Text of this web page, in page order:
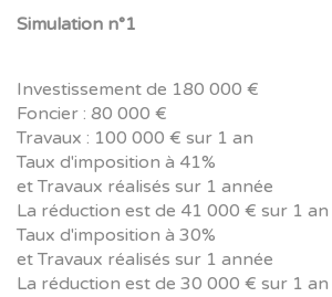
Simulation n°1
Investissement de 180 000 €
Foncier : 80 000 €
Travaux : 100 000 € sur 1 an
Taux d'imposition à 41%
et Travaux réalisés sur 1 année
La réduction est de 41 000 € sur 1 an
Taux d'imposition à 30%
et Travaux réalisés sur 1 année
La réduction est de 30 000 € sur 1 an